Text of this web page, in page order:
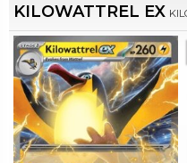
KILOWATTREL EX